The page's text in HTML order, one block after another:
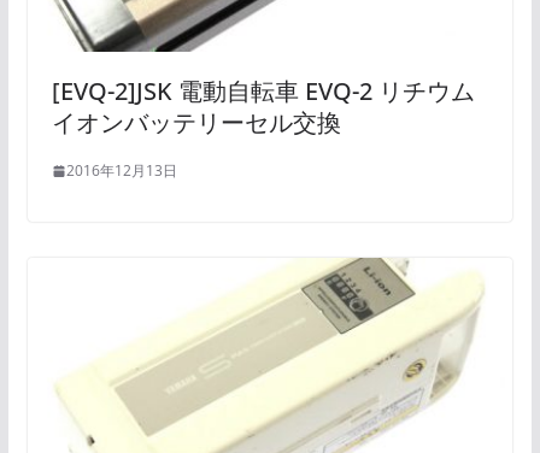
[EVQ-2]JSK 電動自転車 EVQ-2 リチウム
イオンバッテリーセル交換
2016年12月13日